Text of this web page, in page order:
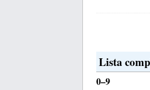
Lista
0–9